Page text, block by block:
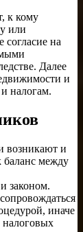
к кому
или
на
Далее
и
налогам.
возникают и
баланс между
законом.
иначе